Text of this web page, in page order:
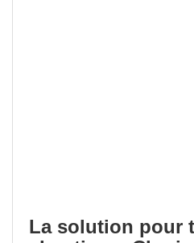
La solution pour